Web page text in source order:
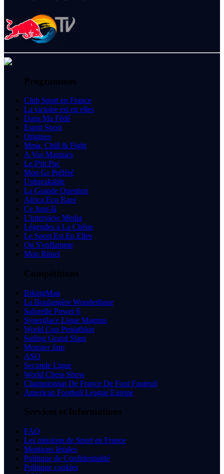
Programmes
Club Sport en France
La victoire est en elles
Dans Ma Fédé
Esprit Sport
Origines
Mma, Chill & Fight
A Vos Marques
Le P'tit Pac
Mon Gr Préféré
Unbreakable
La Grande Question
Africa Eco Race
Ce Jour-là
L'interview Media
Légendes à La Chêne
Le Sport Est En Elles
On S'enflamme
Mon Rituel
Compétitions
BikingMan
La Boulangère Wonderligue
Saforelle Power 6
Synerglace Ligue Magnus
World Cup Pentathlon
Sailing Grand Slam
Monster Jam
ASO
Seconde Ligue
World Chess Show
Championnat De France De Foot Fauteuil
American Football League Europe
Services et Informations
FAQ
Les missions de Sport en France
Mentions légales
Politique de Confidentialité
Politique cookies